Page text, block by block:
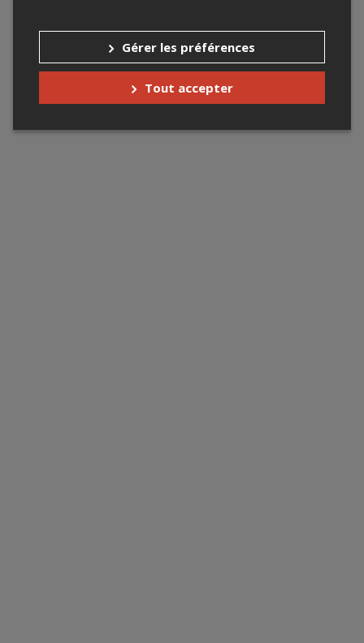
Gérer les préférences
Tout accepter